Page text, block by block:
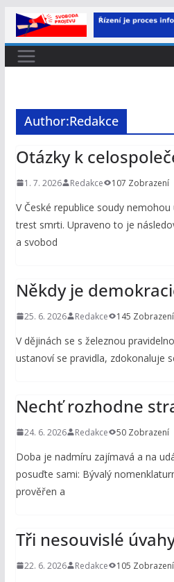
Přeskočit
na
obsah
Author:Redakce
Otázky k
1. 7. 2026 Redakce 107 Zobrazení
V České republice soudy
trest smrti. Upraveno to je
a svobod
Někdy je
25. 6. 2026 Redakce 145 Zobrazení
V dějinách se s železnou
ustanoví se pravidla, zdokonaluje
Nechť rozhodne
24. 6. 2026 Redakce 50 Zobrazení
Doba je nadmíru zajímavá a na
posuďte sami: Bývalý
prověřen a
Tři nesouvislé
22. 6. 2026 Redakce 105 Zobrazení